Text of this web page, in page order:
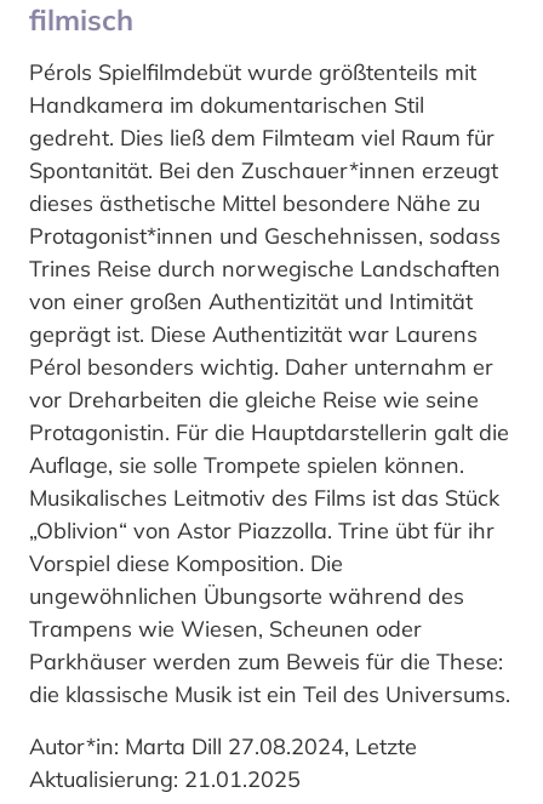
filmisch
Pérols Spielfilmdebüt wurde größtenteils mit
Handkamera im dokumentarischen Stil
gedreht. Dies ließ dem Filmteam viel Raum für
Spontanität. Bei den Zuschauer*innen erzeugt
dieses ästhetische Mittel besondere Nähe zu
Protagonist*innen und Geschehnissen, sodass
Trines Reise durch norwegische Landschaften
von einer großen Authentizität und Intimität
geprägt ist. Diese Authentizität war Laurens
Pérol besonders wichtig. Daher unternahm er
vor Dreharbeiten die gleiche Reise wie seine
Protagonistin. Für die Hauptdarstellerin galt die
Auflage, sie solle Trompete spielen können.
Musikalisches Leitmotiv des Films ist das Stück
„Oblivion“ von Astor Piazzolla. Trine übt für ihr
Vorspiel diese Komposition. Die
ungewöhnlichen Übungsorte während des
Trampens wie Wiesen, Scheunen oder
Parkhäuser werden zum Beweis für die These:
die klassische Musik ist ein Teil des Universums.
Autor*in: Marta Dill 27.08.2024, Letzte
Aktualisierung: 21.01.2025